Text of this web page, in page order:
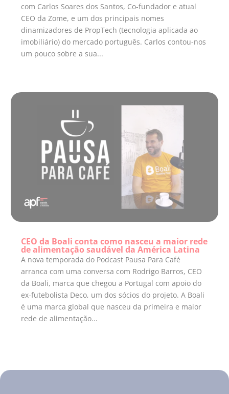
com Carlos Soares dos Santos, Co-fundador e atual
CEO da Zome, e um dos principais nomes
dinamizadores de PropTech (tecnologia aplicada ao
imobiliário) do mercado português. Carlos contou-nos
um pouco sobre a sua...
CEO da Boali conta como nasceu a maior rede
de alimentação saudável da América Latina
A nova temporada do Podcast Pausa Para Café
arranca com uma conversa com Rodrigo Barros, CEO
da Boali, marca que chegou a Portugal com apoio do
ex-futebolista Deco, um dos sócios do projeto. A Boali
é uma marca global que nasceu da primeira e maior
rede de alimentação...